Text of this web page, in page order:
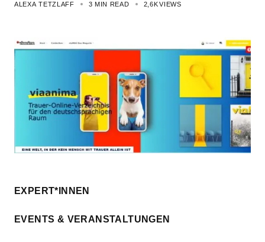
ALEXA TETZLAFF 3 MIN READ 2,6KVIEWS
EXPERT*INNEN
EVENTS & VERANSTALTUNGEN